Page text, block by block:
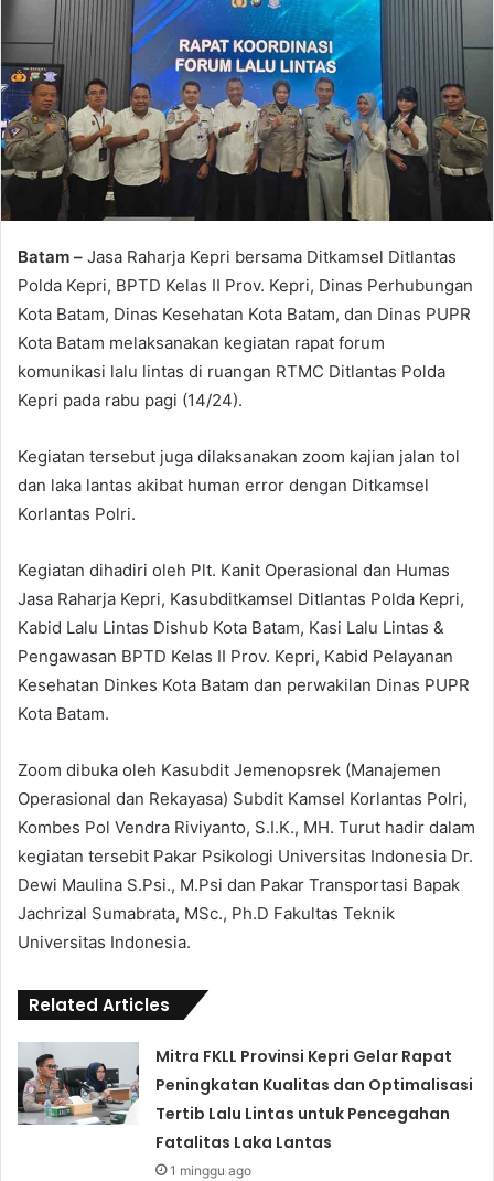
Batam – Jasa Raharja Kepri bersama Ditkamsel Ditlantas
Polda Kepri, BPTD Kelas II Prov. Kepri, Dinas Perhubungan
Kota Batam, Dinas Kesehatan Kota Batam, dan Dinas PUPR
Kota Batam melaksanakan kegiatan rapat forum
komunikasi lalu lintas di ruangan RTMC Ditlantas Polda
Kepri pada rabu pagi (14/24).
Kegiatan tersebut juga dilaksanakan zoom kajian jalan tol
dan laka lantas akibat human error dengan Ditkamsel
Korlantas Polri.
Kegiatan dihadiri oleh Plt. Kanit Operasional dan Humas
Jasa Raharja Kepri, Kasubditkamsel Ditlantas Polda Kepri,
Kabid Lalu Lintas Dishub Kota Batam, Kasi Lalu Lintas &
Pengawasan BPTD Kelas II Prov. Kepri, Kabid Pelayanan
Kesehatan Dinkes Kota Batam dan perwakilan Dinas PUPR
Kota Batam.
Zoom dibuka oleh Kasubdit Jemenopsrek (Manajemen
Operasional dan Rekayasa) Subdit Kamsel Korlantas Polri,
Kombes Pol Vendra Riviyanto, S.I.K., MH. Turut hadir dalam
kegiatan tersebit Pakar Psikologi Universitas Indonesia Dr.
Dewi Maulina S.Psi., M.Psi dan Pakar Transportasi Bapak
Jachrizal Sumabrata, MSc., Ph.D Fakultas Teknik
Universitas Indonesia.
Related Articles
Mitra FKLL Provinsi Kepri Gelar Rapat
Peningkatan Kualitas dan Optimalisasi
Tertib Lalu Lintas untuk Pencegahan
Fatalitas Laka Lantas
1 minggu ago